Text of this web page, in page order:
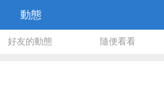
動態
好友的動態 隨便看看